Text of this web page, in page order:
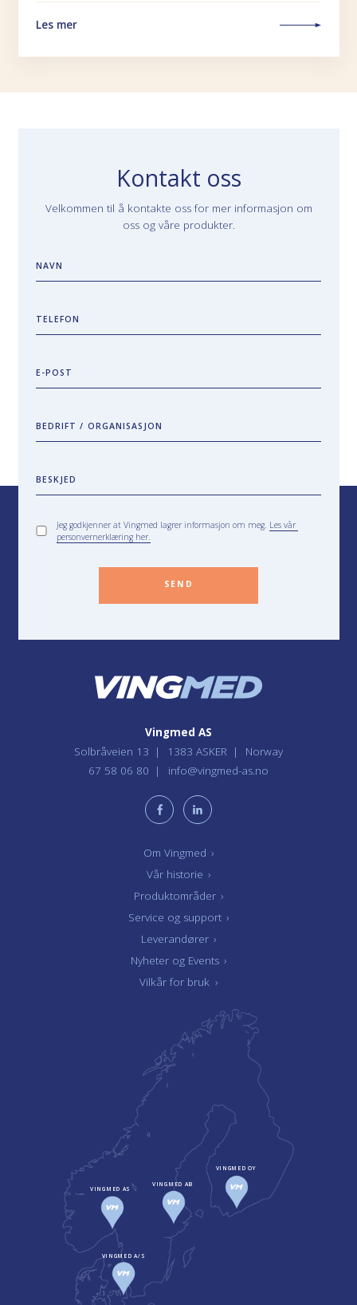
Les mer
Kontakt oss
Velkommen til å kontakte oss for mer informasjon om
oss og våre produkter.
NAVN
TELEFON
E-POST
BEDRIFT / ORGANISASJON
BESKJED
Jeg godkjenner at Vingmed lagrer informasjon om meg. Les vår
personvernerklæring her.
SEND
Om Vingmed ›
Vår historie ›
Produktområder ›
Service og support ›
Leverandører ›
Nyheter og Events ›
Vilkår for bruk ›
Vingmed AS
Solbråveien 13
1383 ASKER
Norway
67 58 06 80
info@vingmed-as.no
VINGMED A/S
VINGMED AS
VINGMED AB
VINGMED OY